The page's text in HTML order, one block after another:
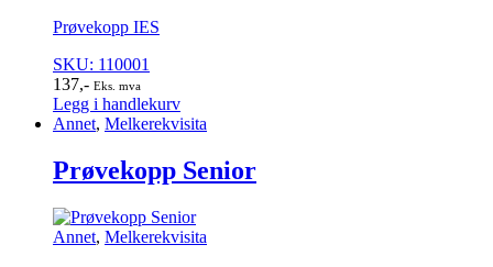
Prøvekopp IES
SKU: 110001
137,- Eks. mva
Legg i handlekurv
Annet, Melkerekvisita
Prøvekopp Senior
Annet, Melkerekvisita